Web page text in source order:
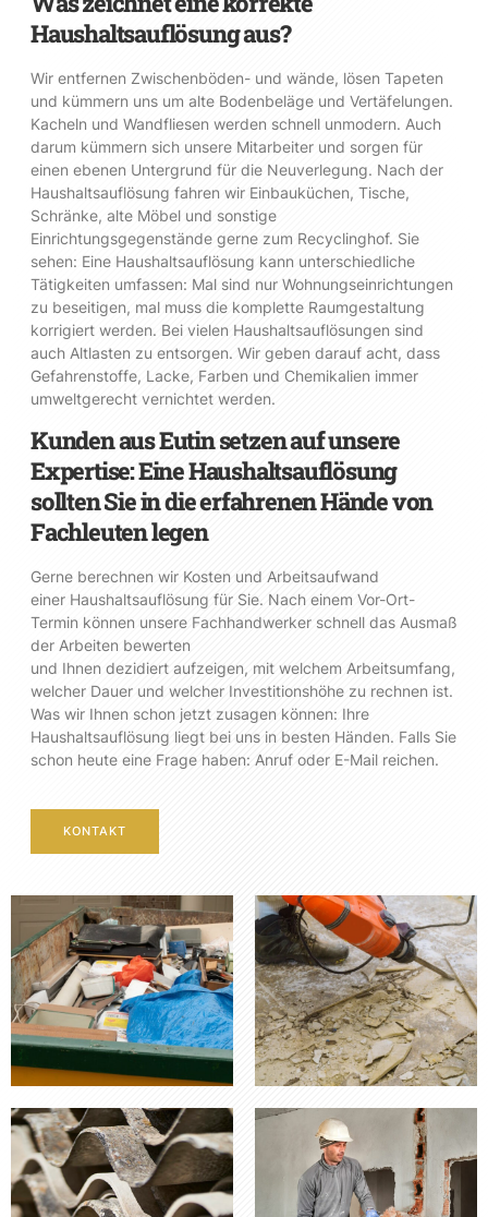
Haushaltsauflösung aus?
Wir entfernen Zwischenböden- und wände, lösen Tapeten
und kümmern uns um alte Bodenbeläge und Vertäfelungen.
Kacheln und Wandfliesen werden schnell unmodern. Auch
darum kümmern sich unsere Mitarbeiter und sorgen für
einen ebenen Untergrund für die Neuverlegung. Nach der
Haushaltsauflösung fahren wir Einbauküchen, Tische,
Schränke, alte Möbel und sonstige
Einrichtungsgegenstände gerne zum Recyclinghof. Sie
sehen: Eine Haushaltsauflösung kann unterschiedliche
Tätigkeiten umfassen: Mal sind nur Wohnungseinrichtungen
zu beseitigen, mal muss die komplette Raumgestaltung
korrigiert werden. Bei vielen Haushaltsauflösungen sind
auch Altlasten zu entsorgen. Wir geben darauf acht, dass
Gefahrenstoffe, Lacke, Farben und Chemikalien immer
umweltgerecht vernichtet werden.
Kunden aus Eutin setzen auf unsere
Expertise: Eine Haushaltsauflösung
sollten Sie in die erfahrenen Hände von
Fachleuten legen
Gerne berechnen wir Kosten und Arbeitsaufwand
einer Haushaltsauflösung für Sie. Nach einem Vor-Ort-
Termin können unsere Fachhandwerker schnell das Ausmaß
der Arbeiten bewerten
und Ihnen dezidiert aufzeigen, mit welchem Arbeitsumfang,
welcher Dauer und welcher Investitionshöhe zu rechnen ist.
Was wir Ihnen schon jetzt zusagen können: Ihre
Haushaltsauflösung liegt bei uns in besten Händen. Falls Sie
schon heute eine Frage haben: Anruf oder E-Mail reichen.
KONTAKT